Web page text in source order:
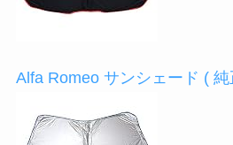
Alfa Romeo サンシェード (